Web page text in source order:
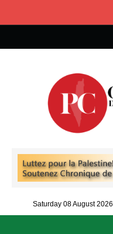
Saturday 08 August 2026